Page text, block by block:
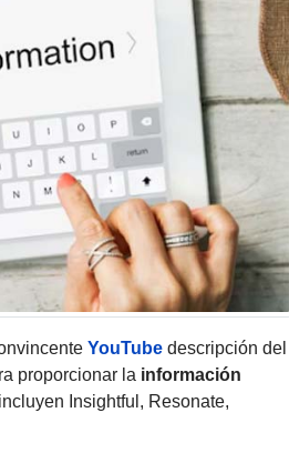
YouTube descripción del
proporcionar la información
Insightful, Resonate,